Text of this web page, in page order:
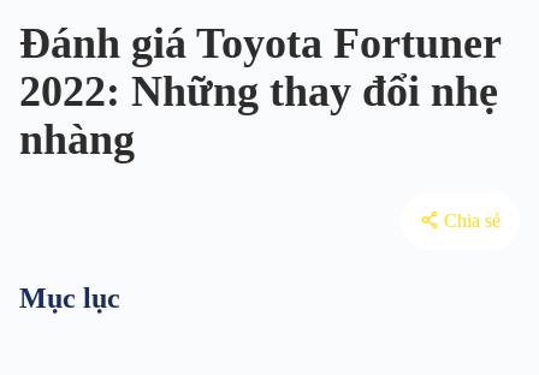
Đánh giá Toyota Fortuner
2022: Những thay đổi nhẹ
nhàng
Chia sẻ
Mục lục